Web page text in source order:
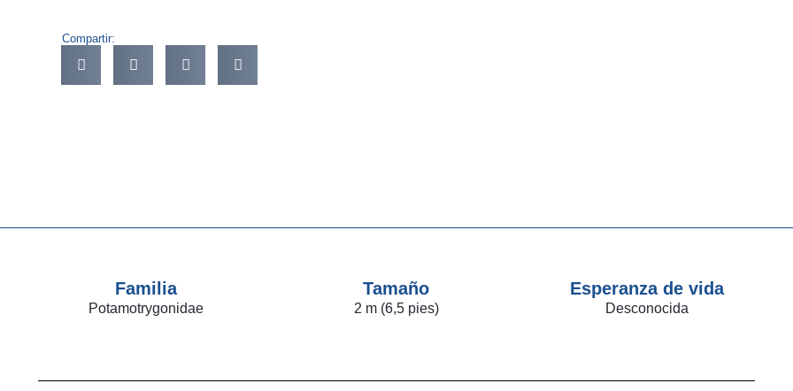
Compartir:
Familia
Potamotrygonidae
Tamaño
2 m (6,5 pies)
Esperanza de vida
Desconocida